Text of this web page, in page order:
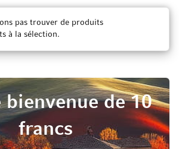
pas trouver de produits
à la sélection.
bienvenue de 10
francs